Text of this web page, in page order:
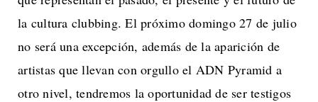
la cultura clubbing. El próximo domingo 27 de julio
no será una excepción, además de la aparición de
artistas que llevan con orgullo el ADN Pyramid a
otro nivel, tendremos la oportunidad de ser testigos